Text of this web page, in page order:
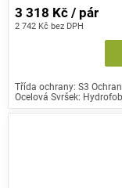
2 742 Kč bez DPH
3 318 Kč / pár
Třída ochrany: S3
Ocelová Svršek: